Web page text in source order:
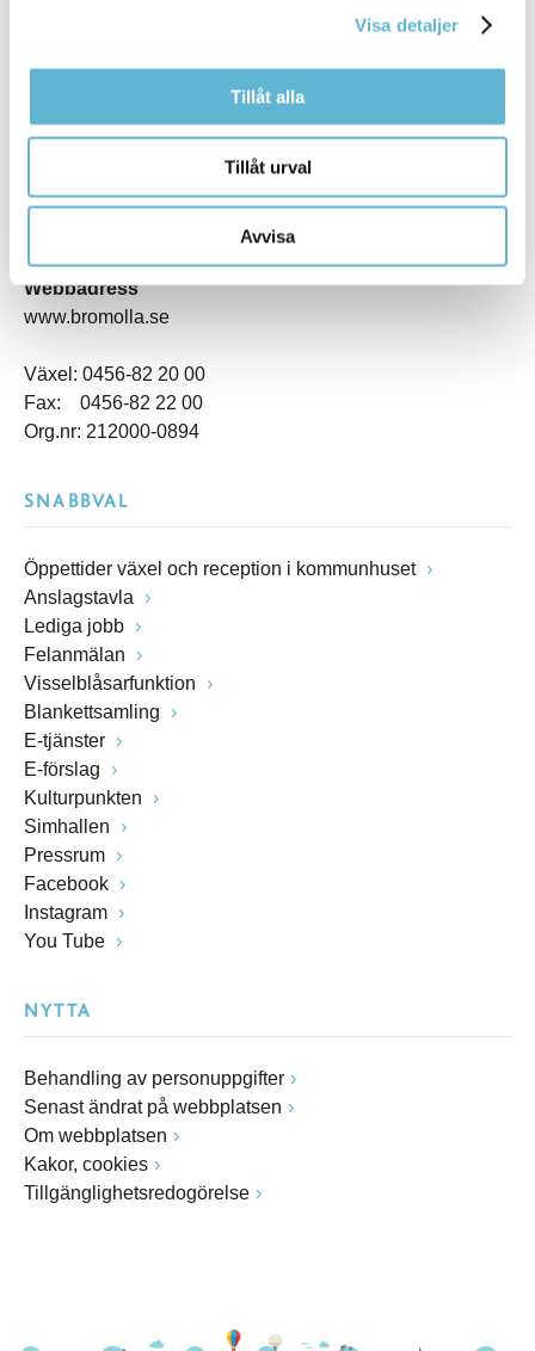
Visa detaljer
Tillåt alla
Tillåt urval
Avvisa
Kommunhuset, Storgatan 48
Box 18, 295 21 Bromölla
kommunstyrelsen@bromolla.se
Webbadress
www.bromolla.se
Växel: 0456-82 20 00
Fax: 0456-82 22 00
Org.nr: 212000-0894
SNABBVAL
Öppettider växel och reception i kommunhuset
Anslagstavla
Lediga jobb
Felanmälan
Visselblåsarfunktion
Blankettsamling
E-tjänster
E-förslag
Kulturpunkten
Simhallen
Pressrum
Facebook
Instagram
You Tube
NYTTA
Behandling av personuppgifter
Senast ändrat på webbplatsen
Om webbplatsen
Kakor, cookies
Tillgänglighetsredogörelse